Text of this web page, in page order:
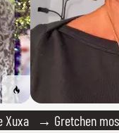
Xuxa
→ Gretchen